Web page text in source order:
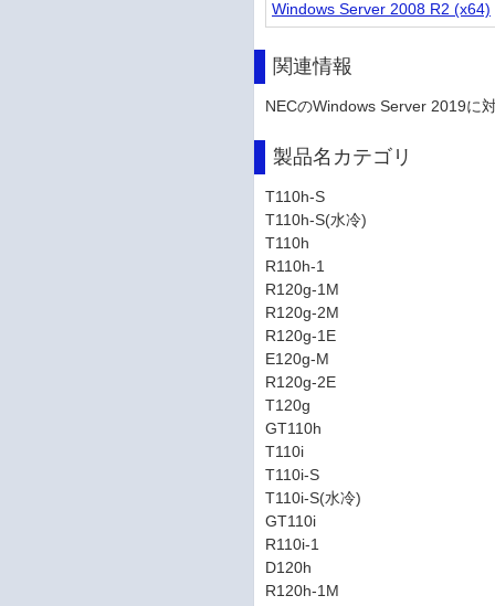
Windows Server 2008 R2 (x64)
関連情報
NECのWindows Server 2019に
製品名カテゴリ
T110h-S
T110h-S(水冷)
T110h
R110h-1
R120g-1M
R120g-2M
R120g-1E
E120g-M
R120g-2E
T120g
GT110h
T110i
T110i-S
T110i-S(水冷)
GT110i
R110i-1
D120h
R120h-1M